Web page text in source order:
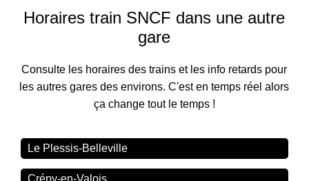
Horaires train SNCF dans une autre
gare
Consulte les horaires des trains et les info retards pour
les autres gares des environs. C'est en temps réel alors
ça change tout le temps !
Le Plessis-Belleville
Crépy-en-Valois